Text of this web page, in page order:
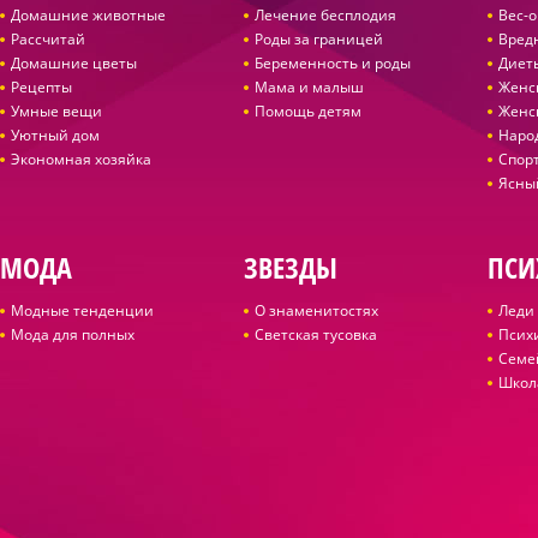
Домашние животные
Рассчитай
Домашние цветы
Рецепты
Умные вещи
Уютный дом
Экономная хозяйка
Лечение бесплодия
Роды за границей
Беременность и роды
Мама и малыш
Помощь детям
Вес-
МОДА
Модные тенденции
Мода для полных
ЗВЕЗДЫ
О знаменитостях
Светская тусовка
Леди